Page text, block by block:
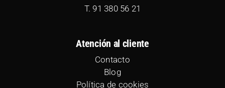
T. 91 380 56 21
Atención al cliente
Contacto
Blog
Política de cookies